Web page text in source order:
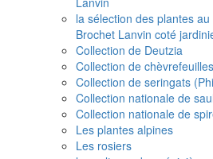
la sélection des plantes
Brochet Lanvin coté
Collection de Deutzia
Collection de
Collection de seringats
Collection nationale de
Collection nationale de
Les plantes alpines
Les rosiers